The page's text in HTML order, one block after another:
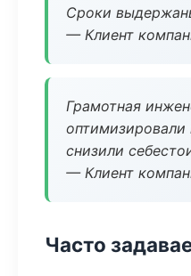
Сроки
— Клиент
Грамотная
снизили
— Клиент
Часто